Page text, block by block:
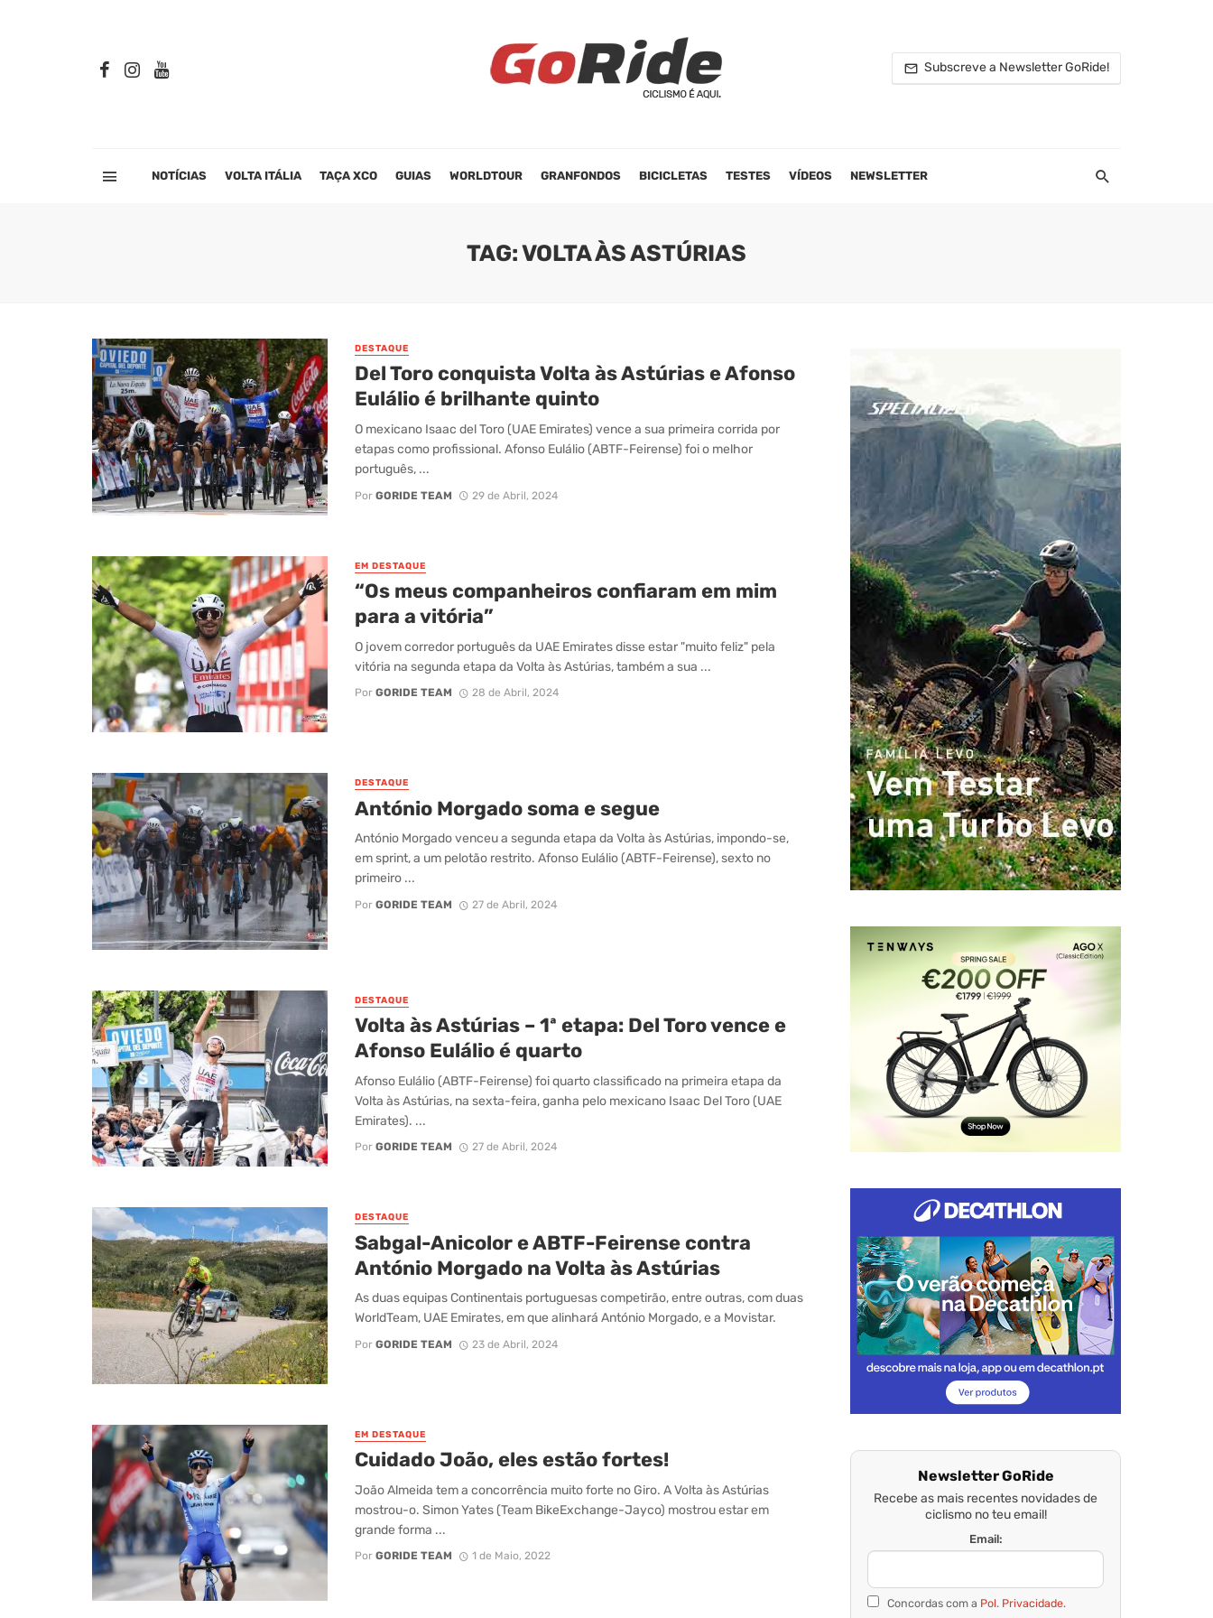
Subscreve a Newsletter GoRide!
NOTÍCIAS VOLTA ITÁLIA TAÇA XCO GUIAS WORLDTOUR GRANFONDOS BICICLETAS TESTES VÍDEOS NEWSLETTER
TAG: VOLTA ÀS ASTÚRIAS
DESTAQUE
Del Toro conquista Volta às Astúrias e Afonso
Eulálio é brilhante quinto
O mexicano Isaac del Toro (UAE Emirates) vence a sua primeira corrida por
etapas como profissional. Afonso Eulálio (ABTF-Feirense) foi o melhor
português, ...
Por GORIDE TEAM 29 de Abril, 2024
EM DESTAQUE
“Os meus companheiros confiaram em mim
para a vitória”
O jovem corredor português da UAE Emirates disse estar "muito feliz" pela
vitória na segunda etapa da Volta às Astúrias, também a sua ...
Por GORIDE TEAM 28 de Abril, 2024
DESTAQUE
António Morgado soma e segue
António Morgado venceu a segunda etapa da Volta às Astúrias, impondo-se,
em sprint, a um pelotão restrito. Afonso Eulálio (ABTF-Feirense), sexto no
primeiro ...
Por GORIDE TEAM 27 de Abril, 2024
DESTAQUE
Volta às Astúrias – 1ª etapa: Del Toro vence e
Afonso Eulálio é quarto
Afonso Eulálio (ABTF-Feirense) foi quarto classificado na primeira etapa da
Volta às Astúrias, na sexta-feira, ganha pelo mexicano Isaac Del Toro (UAE
Emirates). ...
Por GORIDE TEAM 27 de Abril, 2024
DESTAQUE
Sabgal-Anicolor e ABTF-Feirense contra
António Morgado na Volta às Astúrias
As duas equipas Continentais portuguesas competirão, entre outras, com duas
WorldTeam, UAE Emirates, em que alinhará António Morgado, e a Movistar.
Por GORIDE TEAM 23 de Abril, 2024
EM DESTAQUE
Cuidado João, eles estão fortes!
João Almeida tem a concorrência muito forte no Giro. A Volta às Astúrias
mostrou-o. Simon Yates (Team BikeExchange-Jayco) mostrou estar em
grande forma ...
Por GORIDE TEAM 1 de Maio, 2022
Newsletter GoRide
Recebe as mais recentes novidades de
ciclismo no teu email!
Email:
Concordas com a Pol. Privacidade.